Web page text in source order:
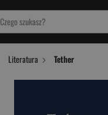
Czego szukasz?
Literatura Tether